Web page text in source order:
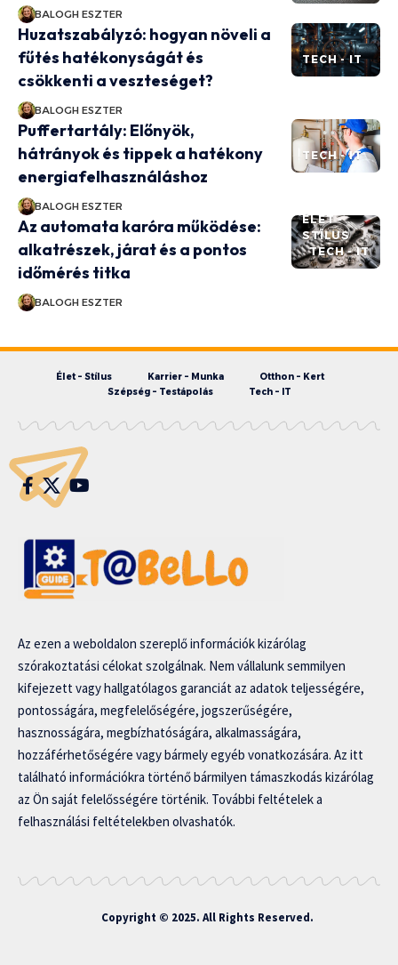
BALOGH ESZTER
TECH - IT
Huzatszabályzó: hogyan növeli a
fűtés hatékonyságát és
csökkenti a veszteséget?
BALOGH ESZTER
TECH - IT
Puffertartály: Előnyök,
hátrányok és tippek a hatékony
energiafelhasználáshoz
BALOGH ESZTER
ÉLET -
STÍLUS
TECH - IT
Az automata karóra működése:
alkatrészek, járat és a pontos
időmérés titka
BALOGH ESZTER
Élet – Stílus Karrier – Munka
Otthon – Kert
Szépség – Testápolás
Tech – IT
Az ezen a weboldalon szereplő információk kizárólag
szórakoztatási célokat szolgálnak. Nem vállalunk semmilyen
kifejezett vagy hallgatólagos garanciát az adatok teljességére,
pontosságára, megfelelőségére, jogszerűségére,
hasznosságára, megbízhatóságára, alkalmasságára,
hozzáférhetőségére vagy bármely egyéb vonatkozására. Az itt
található információkra történő bármilyen támaszkodás kizárólag
az Ön saját felelősségére történik. További feltételek a
felhasználási feltételekben olvashatók.
Copyright © 2025. All Rights Reserved.